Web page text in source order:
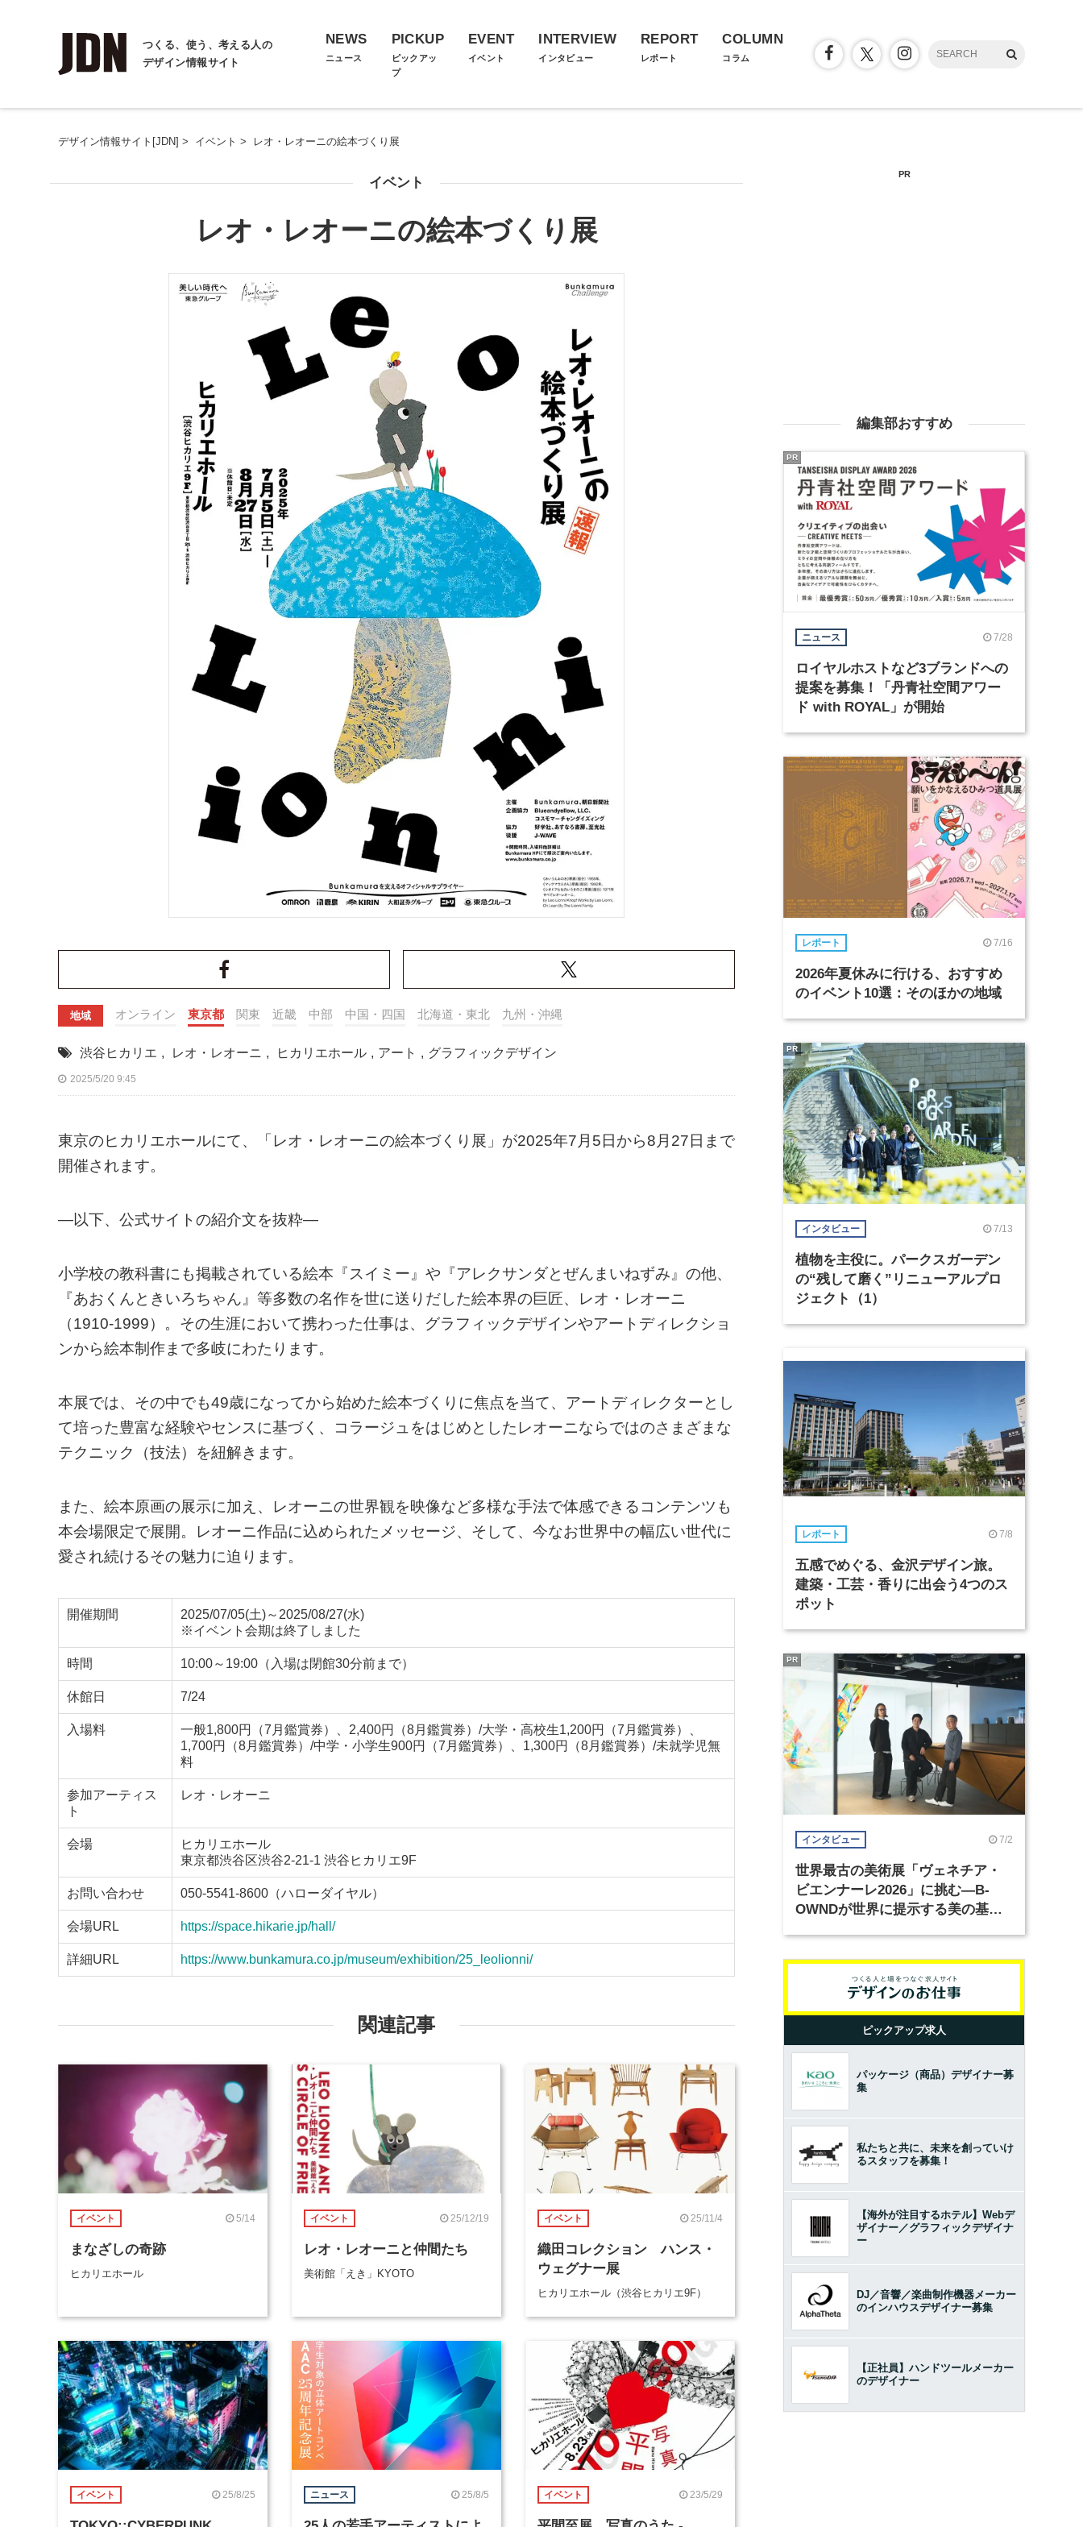
つくる、使う、考える人の
デザイン情報サイト
NEWS
ニュース
PICKUP
ピックアッ
プ
EVENT
イベント
INTERVIEW
インタビュー
REPORT
レポート
COLUMN
コラム
デザイン情報サイト[JDN] > イベント > レオ・レオーニの絵本づくり展
イベント
レオ・レオーニの絵本づくり展
地域 オンライン 東京都 関東 近畿 中部 中国・四国 北海道・東北 九州・沖縄
渋谷ヒカリエ , レオ・レオーニ , ヒカリエホール , アート , グラフィックデザイン
2025/5/20 9:45
東京のヒカリエホールにて、「レオ・レオーニの絵本づくり展」が2025年7月5日から8月27日まで
開催されます。
—以下、公式サイトの紹介文を抜粋—
小学校の教科書にも掲載されている絵本『スイミー』や『アレクサンダとぜんまいねずみ』の他、
『あおくんときいろちゃん』等多数の名作を世に送りだした絵本界の巨匠、レオ・レオーニ
（1910‐1999）。その生涯において携わった仕事は、グラフィックデザインやアートディレクショ
ンから絵本制作まで多岐にわたります。
本展では、その中でも49歳になってから始めた絵本づくりに焦点を当て、アートディレクターとし
て培った豊富な経験やセンスに基づく、コラージュをはじめとしたレオーニならではのさまざまな
テクニック（技法）を紐解きます。
また、絵本原画の展示に加え、レオーニの世界観を映像など多様な手法で体感できるコンテンツも
本会場限定で展開。レオーニ作品に込められたメッセージ、そして、今なお世界中の幅広い世代に
愛され続けるその魅力に迫ります。
開催期間
2025/07/05(土)～2025/08/27(水)
※イベント会期は終了しました
時間 10:00～19:00（入場は閉館30分前まで）
休館日 7/24
入場料
一般1,800円（7月鑑賞券）、2,400円（8月鑑賞券）/大学・高校生1,200円（7月鑑賞券）、
1,700円（8月鑑賞券）/中学・小学生900円（7月鑑賞券）、1,300円（8月鑑賞券）/未就学児無
料
参加アーティス
ト
レオ・レオーニ
会場
ヒカリエホール
東京都渋谷区渋谷2-21-1 渋谷ヒカリエ9F
お問い合わせ 050-5541-8600（ハローダイヤル）
会場URL https://space.hikarie.jp/hall/
詳細URL https://www.bunkamura.co.jp/museum/exhibition/25_leolionni/
関連記事
イベント 5/14
まなざしの奇跡
ヒカリエホール
イベント 25/12/19
レオ・レオーニと仲間たち
美術館「えき」KYOTO
イベント 25/11/4
織田コレクション ハンス・
ウェグナー展
ヒカリエホール（渋谷ヒカリエ9F）
イベント 25/8/25 ニュース 25/8/5 イベント 23/5/29
PR
編集部おすすめ
ニュース 7/28
ロイヤルホストなど3ブランドへの
提案を募集！「丹青社空間アワー
ド with ROYAL」が開始
PR
レポート 7/16
2026年夏休みに行ける、おすすめ
のイベント10選：そのほかの地域
インタビュー 7/13
植物を主役に。パークスガーデン
の“残して磨く”リニューアルプロ
ジェクト（1）
PR
レポート 7/8
五感でめぐる、金沢デザイン旅。
建築・工芸・香りに出会う4つのス
ポット
インタビュー 7/2
世界最古の美術展「ヴェネチア・
ビエンナーレ2026」に挑む―B-
OWNDが世界に提示する美の基準
PR
ピックアップ求人
パッケージ（商品）デザイナー募
集
私たちと共に、未来を創っていけ
るスタッフを募集！
【海外が注目するホテル】Webデ
ザイナー／グラフィックデザイナ
ー
DJ／音響／楽曲制作機器メーカー
のインハウスデザイナー募集
【正社員】ハンドツールメーカー
のデザイナー